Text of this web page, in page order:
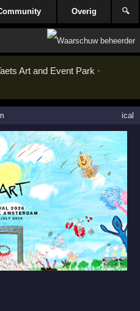
Overig 🔍
Art and Event Park ·
ical